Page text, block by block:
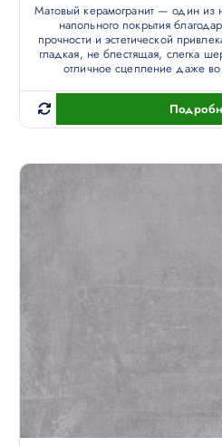
Матовый керамогранит — один из
напольного покрытия
прочности и эстетической
гладкая, не блестящая, слегка
отличное сцепление даже